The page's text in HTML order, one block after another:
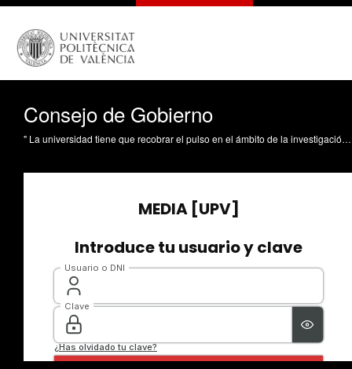
Consejo de Gobierno
" La universidad tiene que recobrar el pulso en el ámbito de la investigación y de su funcionamineto interno de gestión conforme a lo que digan las autoridades". Son las palabras del rector de la UPV, Francisco Mora, tras el último Consejo de Gobierno reunido vitualmente. Un equipo de trabajo estudia el poceso de desescalada para la paulatina vuelta a la normalidad con la seguridad necesaria.En su informe el rector ha alabado la rápida actuación de la investigación y el ingenio UPV en la lucha contra COVID 19 y de la comunidad universitaria para adaptarse a la docencia virtual y al teletrabajo.